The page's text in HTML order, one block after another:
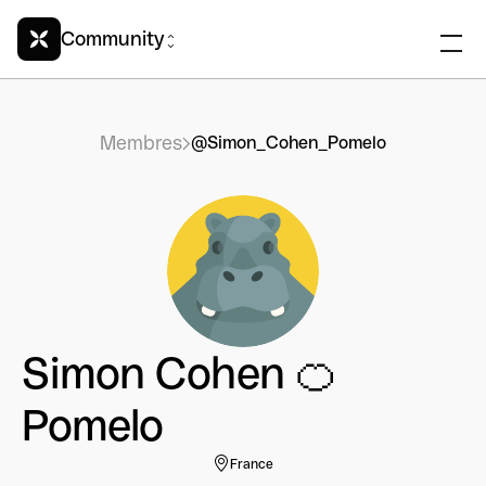
Community
Membres @Simon_Cohen_Pomelo
Simon Cohen 🍊
Pomelo
France